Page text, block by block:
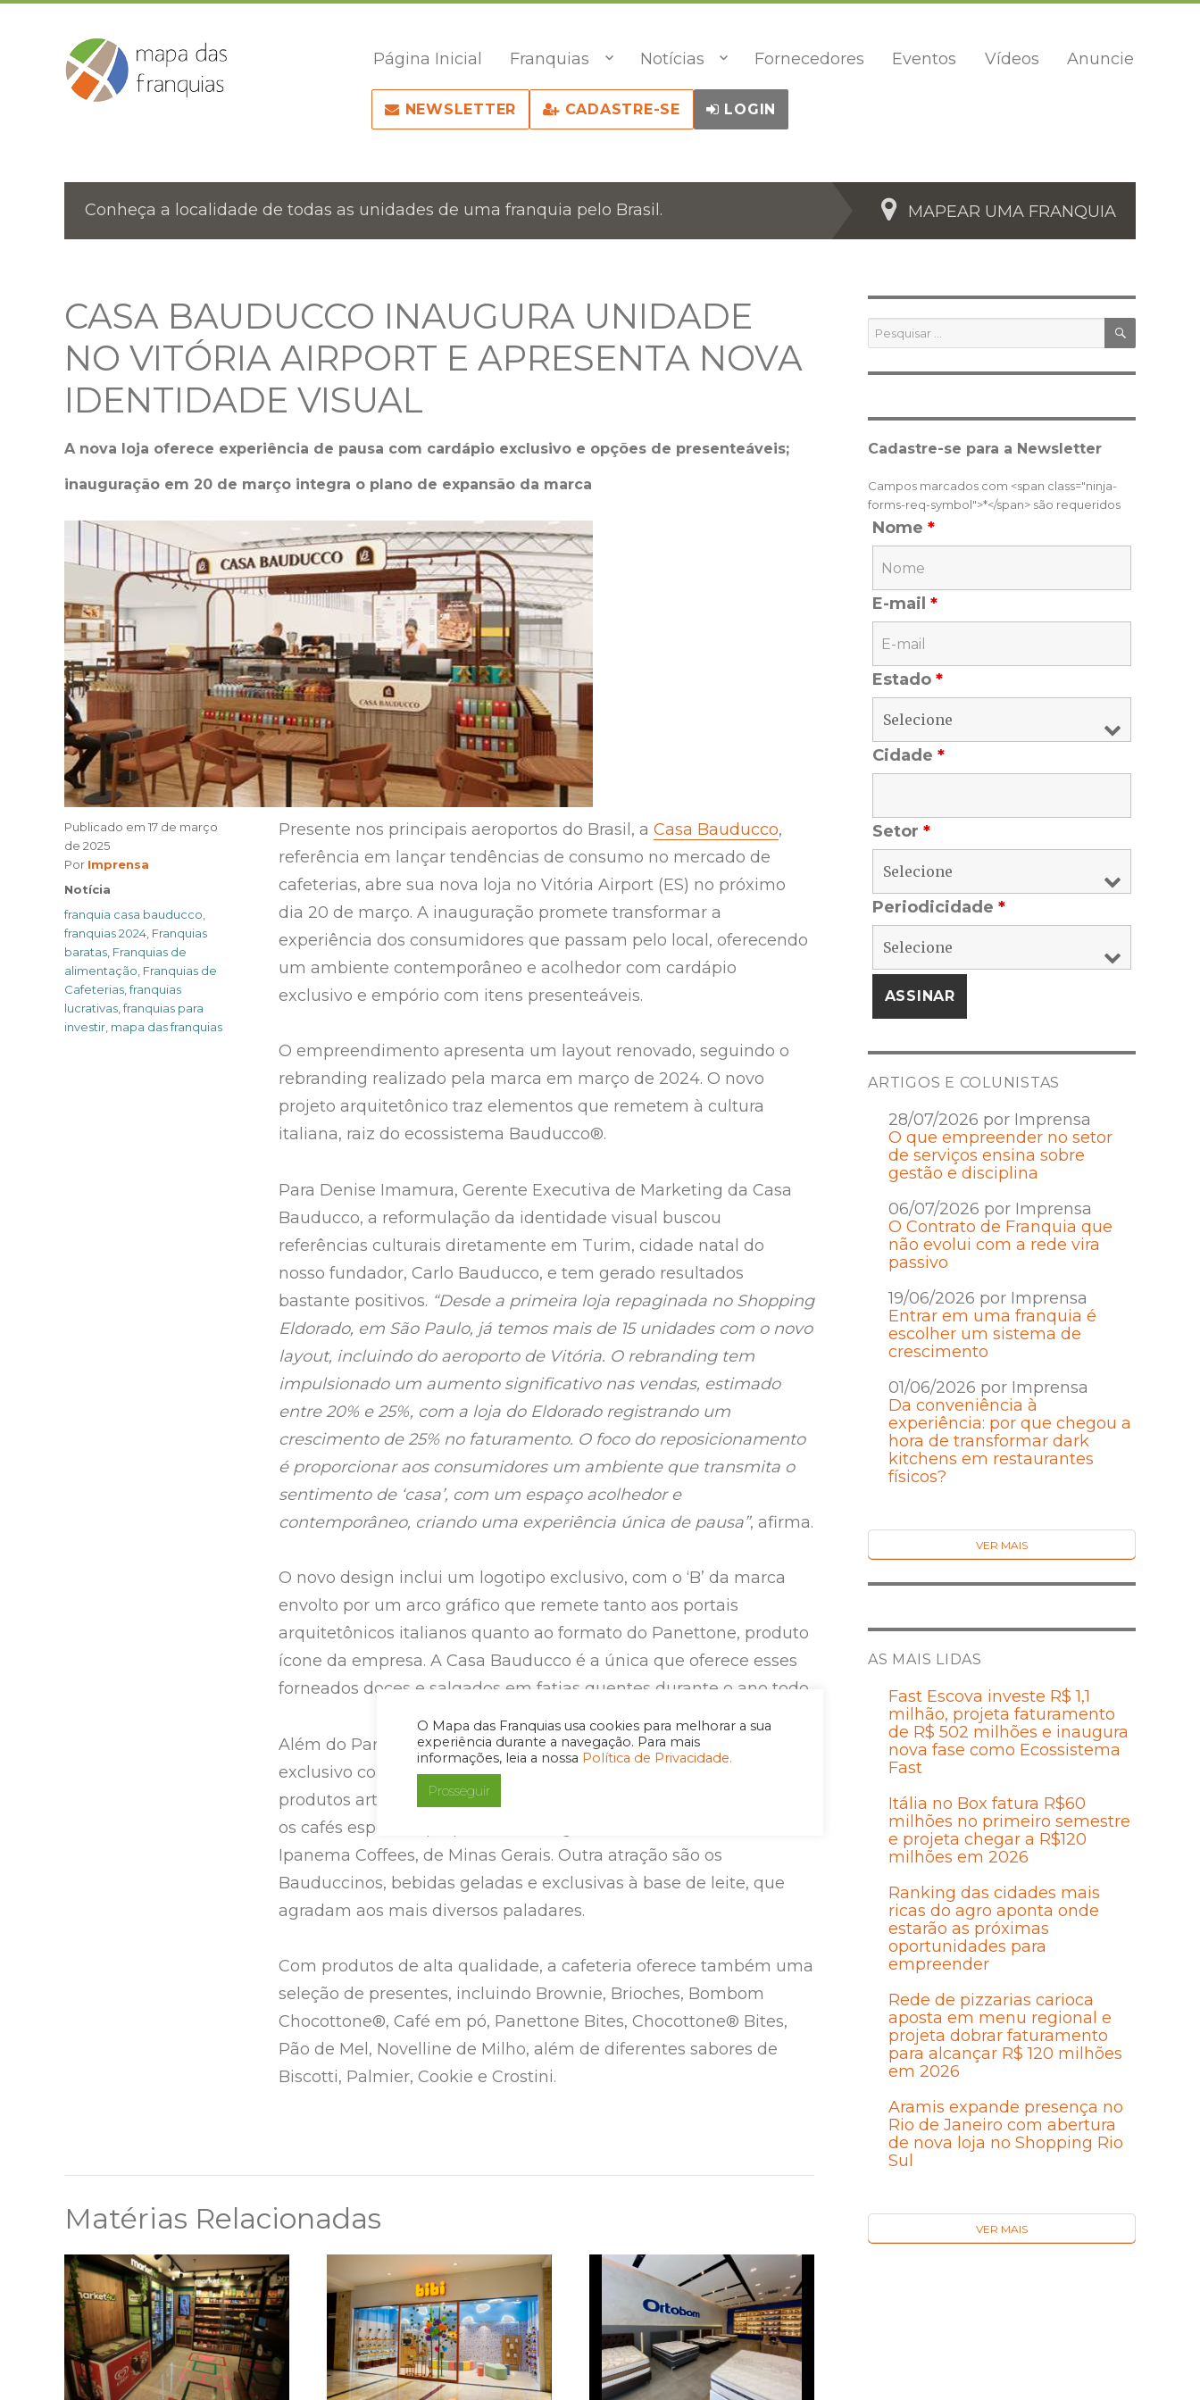
O Mapa das Franquias usa cookies para melhorar a sua
experiência durante a navegação. Para mais
informações, leia a nossa Política de Privacidade.
Prosseguir
Página Inicial Franquias Notícias Fornecedores Eventos Vídeos Anuncie
NEWSLETTER CADASTRE-SE LOGIN
Conheça a localidade de todas as unidades de uma franquia pelo Brasil. MAPEAR UMA FRANQUIA
CASA BAUDUCCO INAUGURA UNIDADE
NO VITÓRIA AIRPORT E APRESENTA NOVA
IDENTIDADE VISUAL
A nova loja oferece experiência de pausa com cardápio exclusivo e opções de presenteáveis;
inauguração em 20 de março integra o plano de expansão da marca
Presente nos principais aeroportos do Brasil, a Casa Bauducco,
referência em lançar tendências de consumo no mercado de
cafeterias, abre sua nova loja no Vitória Airport (ES) no próximo
dia 20 de março. A inauguração promete transformar a
experiência dos consumidores que passam pelo local, oferecendo
um ambiente contemporâneo e acolhedor com cardápio
exclusivo e empório com itens presenteáveis.
O empreendimento apresenta um layout renovado, seguindo o
rebranding realizado pela marca em março de 2024. O novo
projeto arquitetônico traz elementos que remetem à cultura
italiana, raiz do ecossistema Bauducco®.
Para Denise Imamura, Gerente Executiva de Marketing da Casa
Bauducco, a reformulação da identidade visual buscou
referências culturais diretamente em Turim, cidade natal do
nosso fundador, Carlo Bauducco, e tem gerado resultados
bastante positivos. “Desde a primeira loja repaginada no Shopping
Eldorado, em São Paulo, já temos mais de 15 unidades com o novo
layout, incluindo do aeroporto de Vitória. O rebranding tem
impulsionado um aumento significativo nas vendas, estimado
entre 20% e 25%, com a loja do Eldorado registrando um
crescimento de 25% no faturamento. O foco do reposicionamento
é proporcionar aos consumidores um ambiente que transmita o
sentimento de ‘casa’, com um espaço acolhedor e
contemporâneo, criando uma experiência única de pausa”, afirma.
O novo design inclui um logotipo exclusivo, com o ‘B’ da marca
envolto por um arco gráfico que remete tanto aos portais
arquitetônicos italianos quanto ao formato do Panettone, produto
ícone da empresa. A Casa Bauducco é a única que oferece esses
forneados doces e salgados em fatias quentes durante o ano todo.
Além do Panettone, o novo espaço conta com um cardápio
exclusivo com receitas italianas tradicionais e releituras de
produtos artesanais. Entre as opções, destacam-se as focaccias e
os cafés especiais preparados com grãos selecionados da Fazenda
Ipanema Coffees, de Minas Gerais. Outra atração são os
Bauduccinos, bebidas geladas e exclusivas à base de leite, que
agradam aos mais diversos paladares.
Com produtos de alta qualidade, a cafeteria oferece também uma
seleção de presentes, incluindo Brownie, Brioches, Bombom
Chocottone®, Café em pó, Panettone Bites, Chocottone® Bites,
Pão de Mel, Novelline de Milho, além de diferentes sabores de
Biscotti, Palmier, Cookie e Crostini.
Publicado em 17 de março
de 2025
Por Author
Imprensa
Categories
Notícia
Tags
franquia casa bauducco
franquias 2024 Franquias
baratas Franquias de
alimentação Franquias de
Cafeterias ,franquias
lucrativas ,franquias para
investir mapa das franquias
Matérias Relacionadas
Pesquisar
por:
Cadastre-se para a Newsletter
Campos marcados com <span class="ninja-
forms-req-symbol">*</span> são requeridos
Nome *
E-mail *
Estado *
Cidade *
Setor *
Periodicidade *
ARTIGOS E COLUNISTAS
28/07/2026 por Imprensa
O que empreender no setor
de serviços ensina sobre
gestão e disciplina
06/07/2026 por Imprensa
O Contrato de Franquia que
não evolui com a rede vira
passivo
19/06/2026 por Imprensa
Entrar em uma franquia é
escolher um sistema de
crescimento
01/06/2026 por Imprensa
Da conveniência à
experiência: por que chegou a
hora de transformar dark
kitchens em restaurantes
físicos?
VER MAIS
AS MAIS LIDAS
Fast Escova investe R$ 1,1
milhão, projeta faturamento
de R$ 502 milhões e inaugura
nova fase como Ecossistema
Fast
Itália no Box fatura R$60
milhões no primeiro semestre
e projeta chegar a R$120
milhões em 2026
Ranking das cidades mais
ricas do agro aponta onde
estarão as próximas
oportunidades para
empreender
Rede de pizzarias carioca
aposta em menu regional e
projeta dobrar faturamento
para alcançar R$ 120 milhões
em 2026
Aramis expande presença no
Rio de Janeiro com abertura
de nova loja no Shopping Rio
Sul
VER MAIS